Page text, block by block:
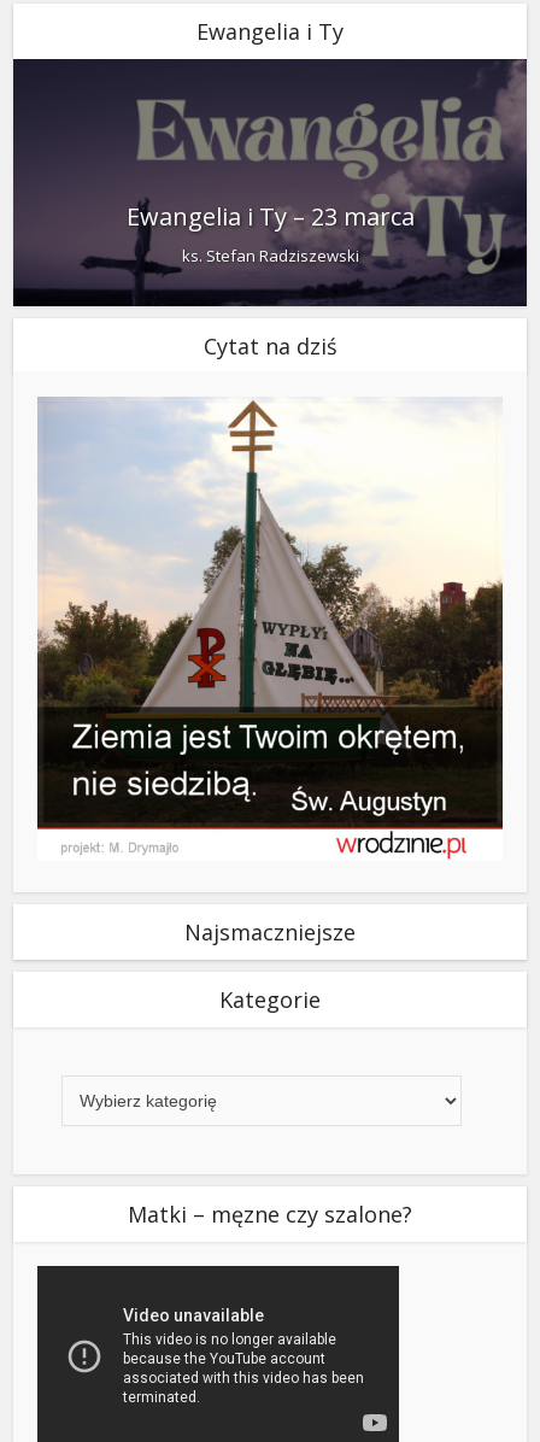
Ewangelia i Ty
Ewangelia i Ty – 23 marca
ks. Stefan Radziszewski
Cytat na dziś
Najsmaczniejsze
Kategorie
Matki – męzne czy szalone?